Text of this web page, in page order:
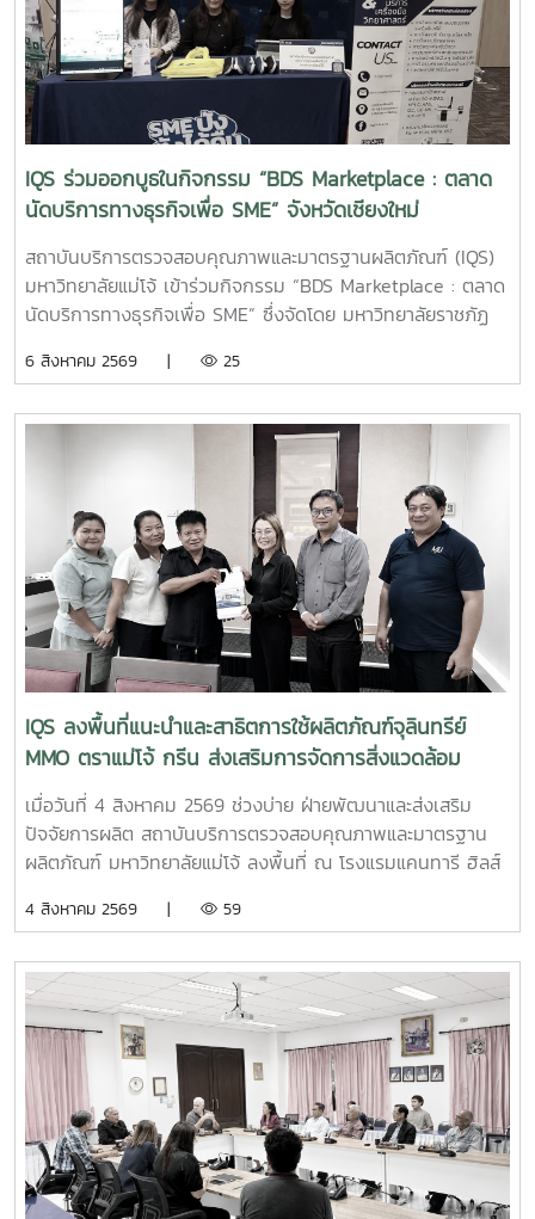
IQS ร่วมออกบูธในกิจกรรม “BDS Marketplace : ตลาด
นัดบริการทางธุรกิจเพื่อ SME” จังหวัดเชียงใหม่
สถาบันบริการตรวจสอบคุณภาพและมาตรฐานผลิตภัณฑ์ (IQS)
มหาวิทยาลัยแม่โจ้ เข้าร่วมกิจกรรม “BDS Marketplace : ตลาด
นัดบริการทางธุรกิจเพื่อ SME” ซึ่งจัดโดย มหาวิทยาลัยราชภัฏ
ข่ายผู้ให้บริการโครงการส่งเสริมผู้ประกอบการผ่านระบบ BDS
จังหวัดเชียงใหม่ เพื่อประชาสัมพันธ์บริการของหน่วยงาน และให้
คำปรึกษาแก่ผู้ประกอบการ SME ในพื้นที่จังหวัดเชียงใหม่และ
จังหวัดใกล้เคียง ฝ่ายบริหารและห้องปฏิบัติการ นำโดย รองผู้
อำนวยการฝ่ายบริหารและห้องปฏิบัติการ นางริมฤทัย พุทธวงค์
พร้อมด้วยบุคลากร ได้แก่ นางสาวสุปราณี แก้วเทียน นัก
วิทยาศาสตร์ นางสาวธนพร ดวงเดช นักวิทยาศาสตร์ นางสาว
ธนาพร สอนหล้าวงศ์ เจ้าหน้าที่บริการลูกค้า ภายในงาน IQS ได้
ร่วมออกบูธแนะนำบริการด้านการตรวจสอบคุณภาพและ
มาตรฐานผลิตภัณฑ์ พร้อมให้คำปรึกษาแก่ผู้ประกอบการเกี่ยวกับ
การพัฒนาผลิตภัณฑ์ การยกระดับมาตรฐานสินค้า และการใช้
บริการผ่านระบบ BDS เพื่อสนับสนุนการเพิ่มขีดความสามารถใน
การแข่งขันของผู้ประกอบการไทย รวมถึงสร้างเครือข่ายความ
ร่วมมือระหว่างหน่วยงานภาครัฐ สถาบันการศึกษา และภาคธุรกิจ
6 สิงหาคม 2569 | 25
IQS ลงพื้นที่แนะนำและสาธิตการใช้ผลิตภัณฑ์จุลินทรีย์
MMO ตราแม่โจ้ กรีน ส่งเสริมการจัดการสิ่งแวดล้อม
สำหรับธุรกิจโรงแรม
เมื่อวันที่ 4 สิงหาคม 2569 ช่วงบ่าย ฝ่ายพัฒนาและส่งเสริม
ปัจจัยการผลิต สถาบันบริการตรวจสอบคุณภาพและมาตรฐาน
ผลิตภัณฑ์ มหาวิทยาลัยแม่โจ้ ลงพื้นที่ ณ โรงแรมแคนทารี ฮิลส์
และสาธิตแนวทางการใช้งานผลิตภัณฑ์จุลินทรีย์ MMO ตราแม่โจ้
พื้นที่ต่าง ๆ ภายในสถานประกอบการ โดยชื่อสถานที่ดังกล่าว
ตรงกับชื่อภาษาไทยที่โรงแรมใช้อย่างเป็นทางการ การลงพื้นที่
ครั้งนี้นำโดย ผู้ช่วยศาสตราจารย์ ดร.ฉันทนา ซูแสวงทรัพย์ รอง
ผู้อำนวยการฝ่ายวิจัยและนวัตกรรม และ นายพัฒน์ โกจินอก
หัวหน้าฝ่ายพัฒนาและส่งเสริมปัจจัยการผลิต พร้อมด้วยบุคลากร
ในฝ่าย ได้แก่ นางสาววาสนา กาฬภักดี นักวิทยาศาสตร์ นาย
สหรัฐ ตั๋นก้อน เจ้าหน้าที่ขายจุลินทรีย์ และ นายนิวัช ออนศรี ผู้
ปฏิบัติงานเกษตรสถาบันบริการตรวจสอบคุณภาพและมาตรฐาน
ผลิตภัณฑ์ มหาวิทยาลัยแม่โจ้ เป็นหน่วยงานที่มุ่งเน้นการวิจัย
4 สิงหาคม 2569 | 59